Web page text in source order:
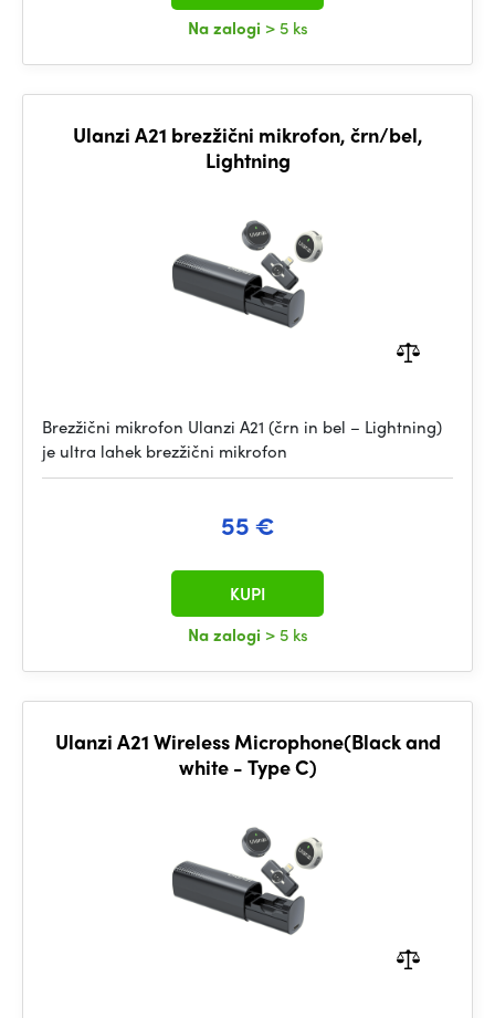
Na zalogi > 5 ks
Ulanzi A21 brezžični mikrofon, črn/bel,
Lightning
Brezžični mikrofon Ulanzi A21 (črn in bel – Lightning)
je ultra lahek brezžični mikrofon
55 €
Na zalogi > 5 ks
KUPI
Ulanzi A21 Wireless Microphone(Black and
white - Type C)